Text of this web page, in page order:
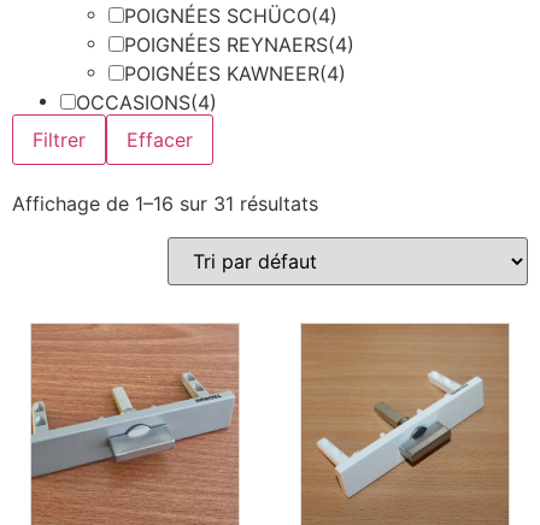
POIGNÉES SCHÜCO(4)
POIGNÉES REYNAERS(4)
POIGNÉES KAWNEER(4)
OCCASIONS(4)
Filtrer
Effacer
Affichage de 1–16 sur 31 résultats